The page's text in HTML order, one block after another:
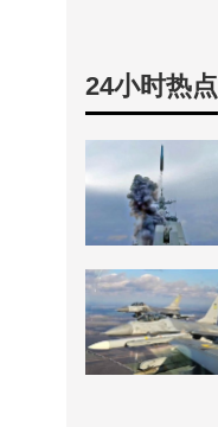
24小时热点